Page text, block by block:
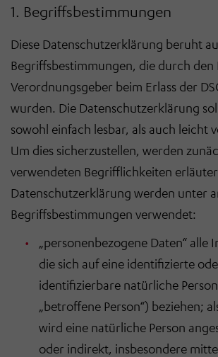
1. Begriffsbestimmungen
Diese Datenschutzerklärung beruht
Begriffsbestimmungen, die durch den
Verordnungsgeber beim Erlass der
wurden. Die Datenschutzerklärung
sowohl einfach lesbar, als auch leicht
Um dies sicherzustellen, werden
verwendeten Begrifflichkeiten
Datenschutzerklärung werden unter
Begriffsbestimmungen verwendet:
„personenbezogene Daten“ alle
die sich auf eine identifizierte
identifizierbare natürliche
„betroffene Person“) beziehen;
wird eine natürliche Person
oder indirekt, insbesondere